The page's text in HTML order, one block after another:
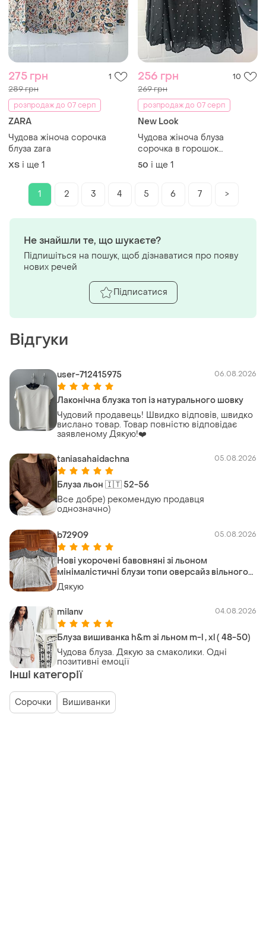
275 грн 1
289 грн
розпродаж до 07 серп
ZARA
Чудова жіноча сорочка
блуза zara
ХS і ще 1
256 грн 10
269 грн
розпродаж до 07 серп
New Look
Чудова жіноча блуза
сорочка в горошок
великого розміру батал new
look
50 і ще 1
1 2 3 4 5 6 7 >
Відгуки
user-712415975 06.08.2026
Лаконічна блузка топ із натурального шовку
Чудовий продавець! Швидко відповів, швидко
вислано товар. Товар повністю відповідає
заявленому Дякую!❤️
taniasahaidachna 05.08.2026
Блуза льон 🇮🇹 52-56
Все добре) рекомендую продавця
однозначно)
b72909 05.08.2026
Нові укорочені бавовняні зі льоном
мінімалістичні блузи топи оверсайз вільного
(boxy/oversized) крою colette оверсайз італія
🇮🇹
Дякую
milanv 04.08.2026
Блуза вишиванка h&m зі льном m-l , xl ( 48-50)
Чудова блуза. Дякую за смаколики. Одні
позитивні емоції
Інші категорії
Сорочки Вишиванки
Не знайшли те, що шукаєте?
Підпишіться на пошук, щоб дізнаватися про появу
нових речей
Підписатися